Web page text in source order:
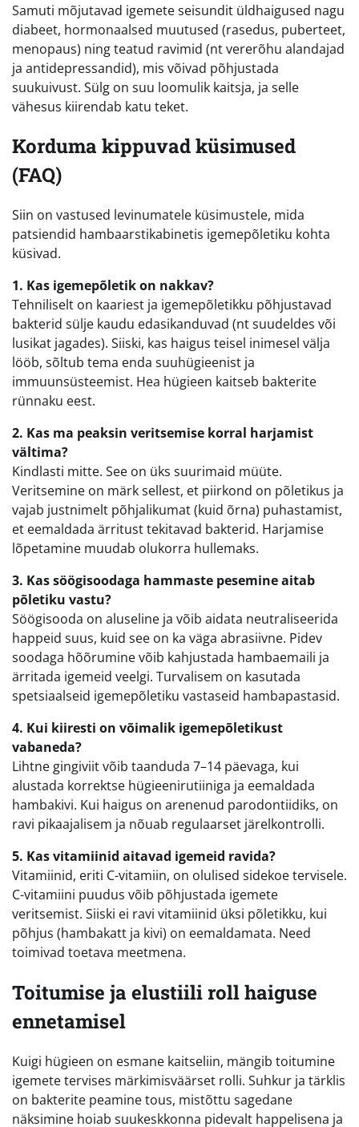
Samuti mõjutavad igemete seisundit üldhaigused nagu
diabeet, hormonaalsed muutused (rasedus, puberteet,
menopaus) ning teatud ravimid (nt vererõhu alandajad
ja antidepressandid), mis võivad põhjustada
suukuivust. Sülg on suu loomulik kaitsja, ja selle
vähesus kiirendab katu teket.
Korduma kippuvad küsimused
(FAQ)
Siin on vastused levinumatele küsimustele, mida
patsiendid hambaarstikabinetis igemepõletiku kohta
küsivad.
1. Kas igemepõletik on nakkav?
Tehniliselt on kaariest ja igemepõletikku põhjustavad
bakterid sülje kaudu edasikanduvad (nt suudeldes või
lusikat jagades). Siiski, kas haigus teisel inimesel välja
lööb, sõltub tema enda suuhügieenist ja
immuunsüsteemist. Hea hügieen kaitseb bakterite
rünnaku eest.
2. Kas ma peaksin veritsemise korral harjamist
vältima?
Kindlasti mitte. See on üks suurimaid müüte.
Veritsemine on märk sellest, et piirkond on põletikus ja
vajab justnimelt põhjalikumat (kuid õrna) puhastamist,
et eemaldada ärritust tekitavad bakterid. Harjamise
lõpetamine muudab olukorra hullemaks.
3. Kas söögisoodaga hammaste pesemine aitab
põletiku vastu?
Söögisooda on aluseline ja võib aidata neutraliseerida
happeid suus, kuid see on ka väga abrasiivne. Pidev
soodaga hõõrumine võib kahjustada hambaemaili ja
ärritada igemeid veelgi. Turvalisem on kasutada
spetsiaalseid igemepõletiku vastaseid hambapastasid.
4. Kui kiiresti on võimalik igemepõletikust
vabaneda?
Lihtne gingiviit võib taanduda 7–14 päevaga, kui
alustada korrektse hügieenirutiiniga ja eemaldada
hambakivi. Kui haigus on arenenud parodontiidiks, on
ravi pikaajalisem ja nõuab regulaarset järelkontrolli.
5. Kas vitamiinid aitavad igemeid ravida?
Vitamiinid, eriti C-vitamiin, on olulised sidekoe tervisele.
C-vitamiini puudus võib põhjustada igemete
veritsemist. Siiski ei ravi vitamiinid üksi põletikku, kui
põhjus (hambakatt ja kivi) on eemaldamata. Need
toimivad toetava meetmena.
Toitumise ja elustiili roll haiguse
ennetamisel
Kuigi hügieen on esmane kaitseliin, mängib toitumine
igemete tervises märkimisväärset rolli. Suhkur ja tärklis
on bakterite peamine tous, mistõttu sagedane
näksimine hoiab suukeskkonna pidevalt happelisena ja